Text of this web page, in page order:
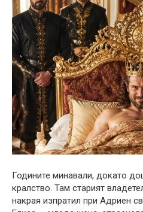
Годините минавали, докато
кралство. Там старият
накрая изпратил при Адриен